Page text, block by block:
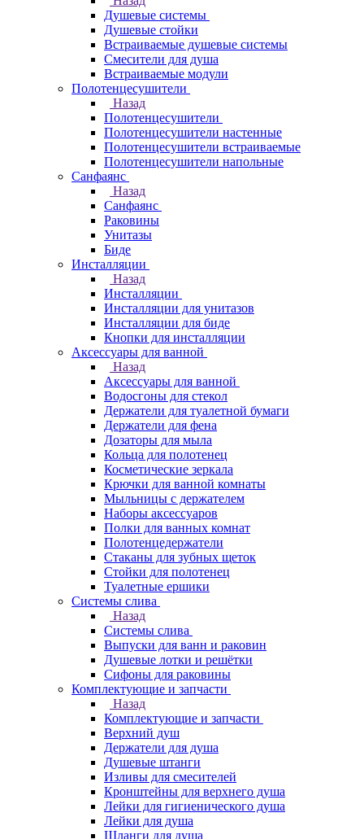
Душевые системы
Душевые стойки
Встраиваемые душевые системы
Смесители для душа
Встраиваемые модули
Полотенцесушители
Назад
Полотенцесушители
Полотенцесушители настенные
Полотенцесушители встраиваемые
Полотенцесушители напольные
Санфаянс
Назад
Санфаянс
Раковины
Унитазы
Биде
Инсталляции
Назад
Инсталляции
Инсталляции для унитазов
Инсталляции для биде
Кнопки для инсталляции
Аксессуары для ванной
Назад
Аксессуары для ванной
Водосгоны для стекол
Держатели для туалетной бумаги
Держатели для фена
Дозаторы для мыла
Кольца для полотенец
Косметические зеркала
Крючки для ванной комнаты
Мыльницы с держателем
Наборы аксессуаров
Полки для ванных комнат
Полотенцедержатели
Стаканы для зубных щеток
Стойки для полотенец
Туалетные ершики
Системы слива
Назад
Системы слива
Выпуски для ванн и раковин
Душевые лотки и решётки
Сифоны для раковины
Комплектующие и запчасти
Назад
Комплектующие и запчасти
Верхний душ
Держатели для душа
Душевые штанги
Изливы для смесителей
Кронштейны для верхнего душа
Лейки для гигиенического душа
Лейки для душа
Шланги для душа